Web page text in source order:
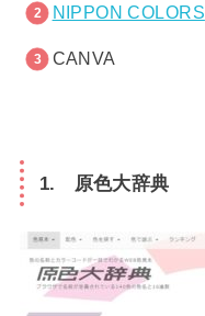
NIPPON COLORS
CANVA
1. 原色大辞典